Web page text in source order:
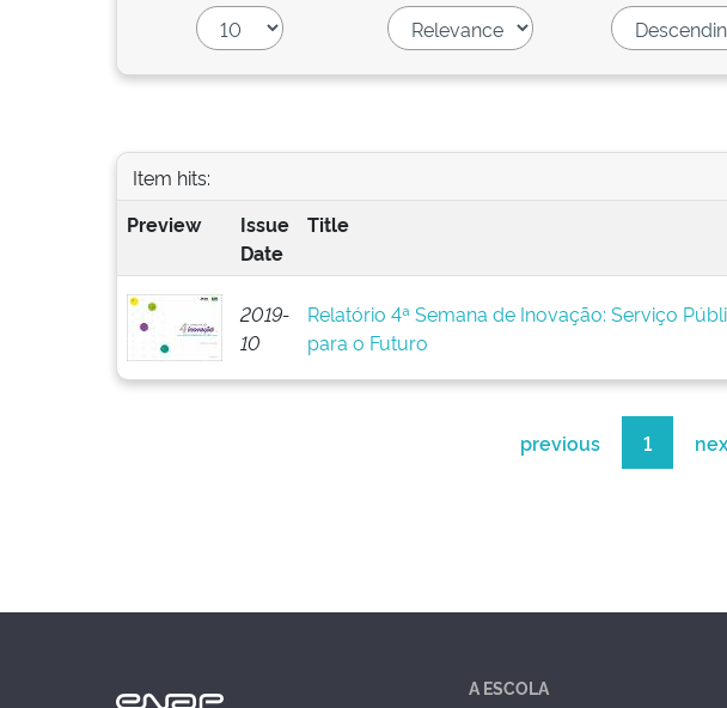
Item hits:
Preview
Issue
Date
Title
2019-
10
Relatório 4ª Semana de Inovação: Serviço
para o Futuro
previous 1
A ESCOLA